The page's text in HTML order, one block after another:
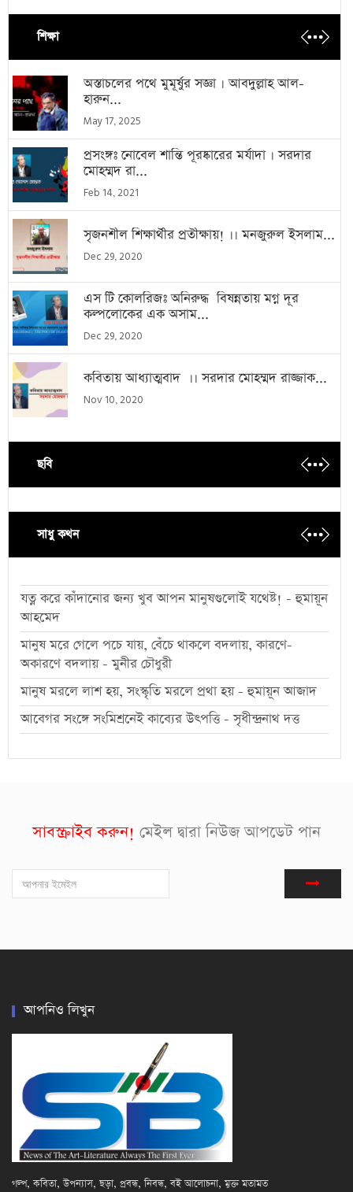
শিক্ষা
অস্তাচলের পথে মুমূর্ষুর সজ্ঞা । আবদুল্লাহ আল-
হারুন...
May 17, 2025
প্রসংঙ্গঃ নোবেল শান্তি পূরষ্কারের মর্যাদা । সরদার
মোহম্মদ রা...
Feb 14, 2021
সৃজনশীল শিক্ষার্থীর প্রতীক্ষায়! ।। মনজুরুল ইসলাম...
Dec 29, 2020
এস টি কোলরিজঃ অনিরুদ্ধ বিষন্নতায় মগ্ন দূর
কল্পলোকের এক অসাম...
Dec 29, 2020
কবিতায় আধ্যাত্মবাদ ।। সরদার মোহম্মদ রাজ্জাক...
Nov 10, 2020
ছবি
সাধু কথন
যত্ন করে কাঁদানোর জন্য খুব আপন মানুষগুলোই যথেষ্ট! - হুমায়ূন
আহমেদ
মানুষ মরে গেলে পচে যায়, বেঁচে থাকলে বদলায়, কারণে-
অকারণে বদলায় - মুনীর চৌধুরী
মানুষ মরলে লাশ হয়, সংস্কৃতি মরলে প্রথা হয় - হুমায়ূন আজাদ
আবেগর সংঙ্গে সংমিশ্রনেই কাব্যের উৎপত্তি - সৃধীন্দ্রনাথ দত্ত
সাবস্ক্রাইব করুন! মেইল দ্বারা নিউজ আপডেট পান
আপনিও লিখুন
গল্প, কবিতা, উপন্যাস, ছড়া, প্রবন্ধ, নিবন্ধ, বই আলোচনা, মুক্ত মতামত